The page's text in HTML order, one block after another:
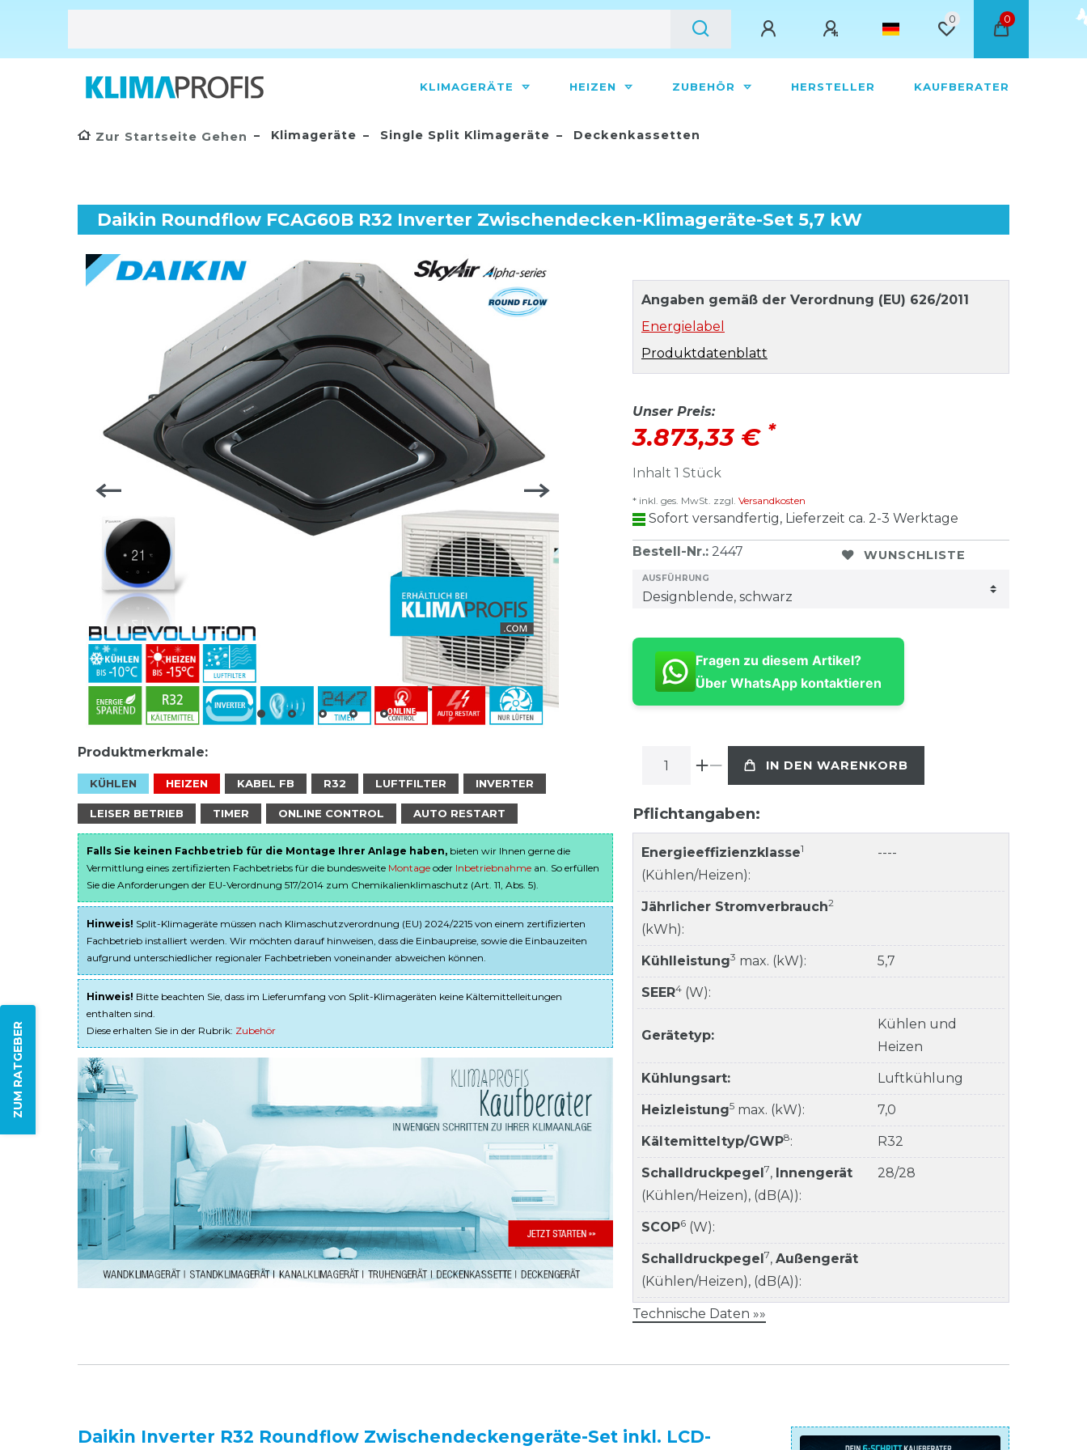
0 0
KLIMAGERÄTE HEIZEN ZUBEHÖR HERSTELLER KAUFBERATER
Zur Startseite Gehen Klimageräte Single Split Klimageräte Deckenkassetten
ZUM RATGEBER
Daikin Roundflow FCAG60B R32 Inverter Zwischendecken-Klimageräte-Set 5,7 kW
Produktmerkmale:
KÜHLEN HEIZEN KABEL FB R32 LUFTFILTER INVERTER
LEISER BETRIEB TIMER ONLINE CONTROL AUTO RESTART
Falls Sie keinen Fachbetrieb für die Montage Ihrer Anlage haben, bieten wir Ihnen gerne die
Vermittlung eines zertifizierten Fachbetriebs für die bundesweite Montage oder Inbetriebnahme an. So erfüllen
Sie die Anforderungen der EU-Verordnung 517/2014 zum Chemikalienklimaschutz (Art. 11, Abs. 5).
Hinweis! Split-Klimageräte müssen nach Klimaschutzverordnung (EU) 2024/2215 von einem zertifizierten
Fachbetrieb installiert werden. Wir möchten darauf hinweisen, dass die Einbaupreise, sowie die Einbauzeiten
aufgrund unterschiedlicher regionaler Fachbetrieben voneinander abweichen können.
Hinweis! Bitte beachten Sie, dass im Lieferumfang von Split-Klimageräten keine Kältemittelleitungen
enthalten sind.
Diese erhalten Sie in der Rubrik: Zubehör
Angaben gemäß der Verordnung (EU) 626/2011
Energielabel
Produktdatenblatt
Unser Preis:
3.873,33 € *
Inhalt 1 Stück
* inkl. ges. MwSt. zzgl. Versandkosten
Sofort versandfertig, Lieferzeit ca. 2-3 Werktage
Bestell-Nr.: 2447 WUNSCHLISTE
AUSFÜHRUNG
Fragen zu diesem Artikel?
Über WhatsApp kontaktieren
IN DEN WARENKORB
Pflichtangaben:
Energieeffizienzklasse1
(Kühlen/Heizen):
----
Jährlicher Stromverbrauch2
(kWh):
Kühlleistung3 max. (kW): 5,7
SEER4 (W):
Gerätetyp:
Kühlen und
Heizen
Kühlungsart: Luftkühlung
Heizleistung5 max. (kW): 7,0
Kältemitteltyp/GWP8: R32
Schalldruckpegel7, Innengerät
(Kühlen/Heizen), (dB(A)):
28/28
SCOP6 (W):
Schalldruckpegel7, Außengerät
(Kühlen/Heizen), (dB(A)):
Technische Daten »»
Daikin Inverter R32 Roundflow Zwischendeckengeräte-Set inkl. LCD-